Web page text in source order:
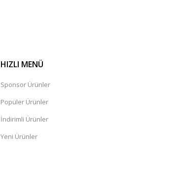
HIZLI MENÜ
Sponsor Ürünler
Popüler Ürünler
İndirimli Ürünler
Yeni Ürünler